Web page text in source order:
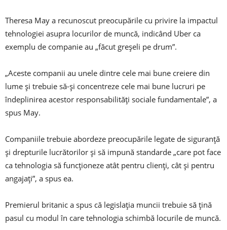
Theresa May a recunoscut preocupările cu privire la impactul
tehnologiei asupra locurilor de muncă, indicând Uber ca
exemplu de companie au „făcut greșeli pe drum”.
„Aceste companii au unele dintre cele mai bune creiere din
lume și trebuie să-și concentreze cele mai bune lucruri pe
îndeplinirea acestor responsabilități sociale fundamentale”, a
spus May.
Companiile trebuie abordeze preocupările legate de siguranță
și drepturile lucrătorilor și să impună standarde „care pot face
ca tehnologia să funcționeze atât pentru clienți, cât și pentru
angajați”, a spus ea.
Premierul britanic a spus că legislația muncii trebuie să țină
pasul cu modul în care tehnologia schimbă locurile de muncă.